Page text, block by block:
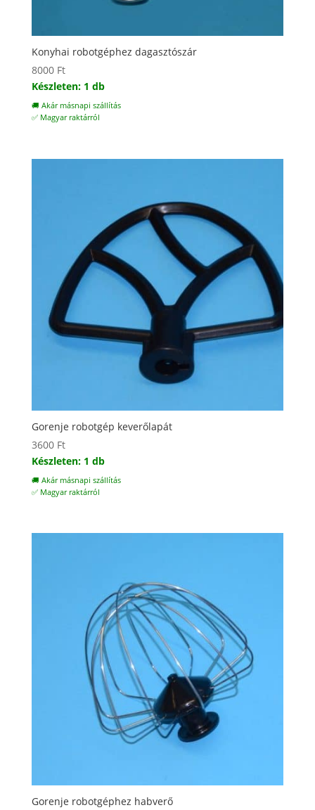
Konyhai robotgéphez dagasztószár
8000 Ft
Készleten: 1 db
🚚 Akár másnapi szállítás
✅ Magyar raktárról
Gorenje robotgép keverőlapát
3600 Ft
Készleten: 1 db
🚚 Akár másnapi szállítás
✅ Magyar raktárról
Gorenje robotgéphez habverő